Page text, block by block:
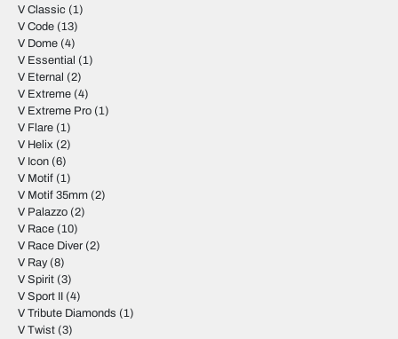
V Classic (1)
V Code (13)
V Dome (4)
V Essential (1)
V Eternal (2)
V Extreme (4)
V Extreme Pro (1)
V Flare (1)
V Helix (2)
V Icon (6)
V Motif (1)
V Motif 35mm (2)
V Palazzo (2)
V Race (10)
V Race Diver (2)
V Ray(8)
V Spirit (3)
V Sport II (4)
V Tribute Diamonds (1)
V Twist (3)